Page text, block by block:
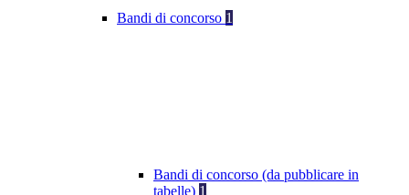
Bandi di concorso 1
Bandi di concorso (da pubblicare in
tabelle) 1